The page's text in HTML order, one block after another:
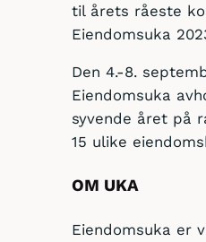
til årets råeste
Eiendomsuka
Den 4.-8.
Eiendomsuka
syvende året på
15 ulike
OM UKA
Eiendomsuka er